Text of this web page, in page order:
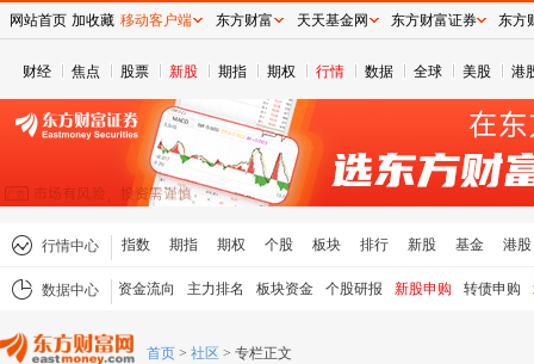
财经 焦点 股票 新股 期指 期权 行情 数据 全球 美股 港
行情中心 指数 期指 期权 个股 板块 排行 新股 基金 港股
数据中心 资金流向 主力排名 板块资金 个股研报 新股申购 转债申购
首页 > 社区 > 专栏正文
网站首页 加收藏 移动客户端 东方财富 天天基金网 东方财富证券 东方